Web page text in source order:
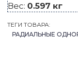
Вес: 0.597 кг
ТЕГИ ТОВАРА:
РАДИАЛЬНЫЕ